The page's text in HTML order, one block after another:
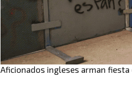
Aficionados ingleses arman fiesta